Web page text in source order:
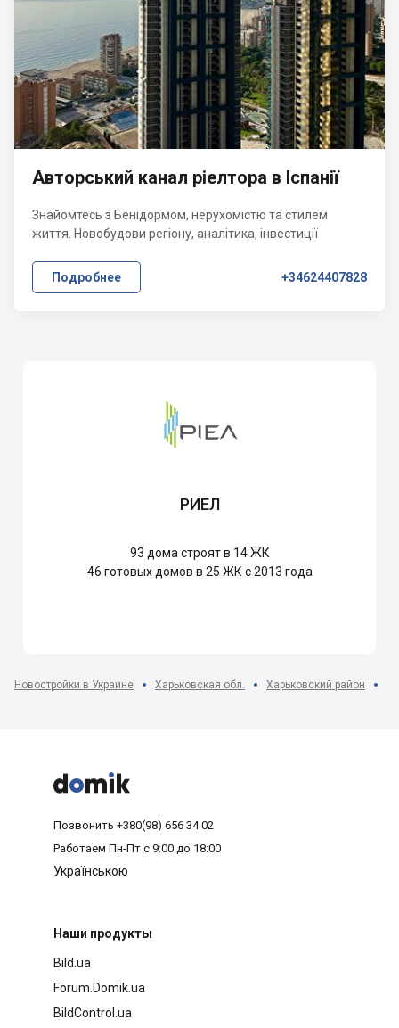
Авторський канал ріелтора в Іспанії
Знайомтесь з Бенідормом, нерухомістю та стилем
життя. Новобудови регіону, аналітика, інвестиції
Подробнее +34624407828
РИЕЛ
93 дома строят в 14 ЖК
46 готовых домов в 25 ЖК с 2013 года
Новостройки в Украине Харьковская обл. Харьковский район



Позвонить +380(98) 656 34 02
Работаем Пн-Пт с 9:00 до 18:00
Українською
Наши продукты
Bild.ua
Forum.Domik.ua
BildControl.ua